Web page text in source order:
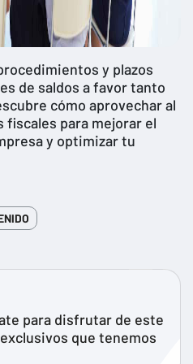
y plazos
de saldos a favor tanto
cómo aprovechar al
para mejorar el
y optimizar tu
para disfrutar de este
que tenemos